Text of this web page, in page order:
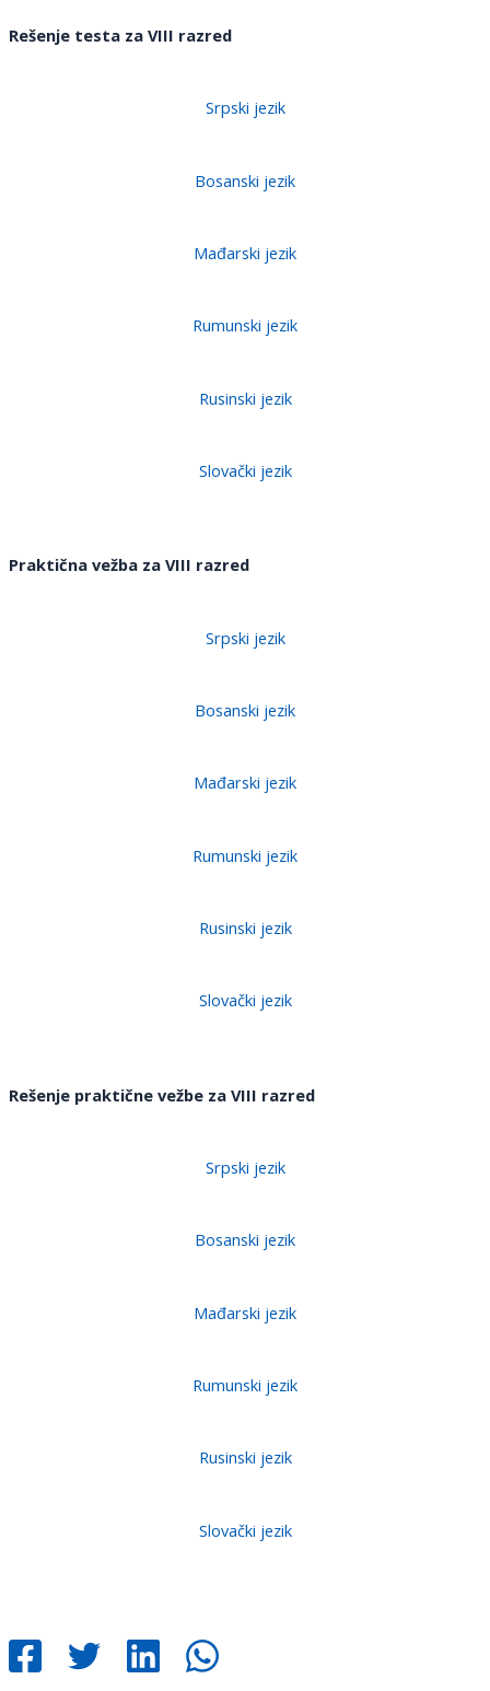
Rešenje testa za VIII razred
Srpski jezik
Bosanski jezik
Mađarski jezik
Rumunski jezik
Rusinski jezik
Slovački jezik
Praktična vežba za VIII razred
Srpski jezik
Bosanski jezik
Mađarski jezik
Rumunski jezik
Rusinski jezik
Slovački jezik
Rešenje praktične vežbe za VIII razred
Srpski jezik
Bosanski jezik
Mađarski jezik
Rumunski jezik
Rusinski jezik
Slovački jezik